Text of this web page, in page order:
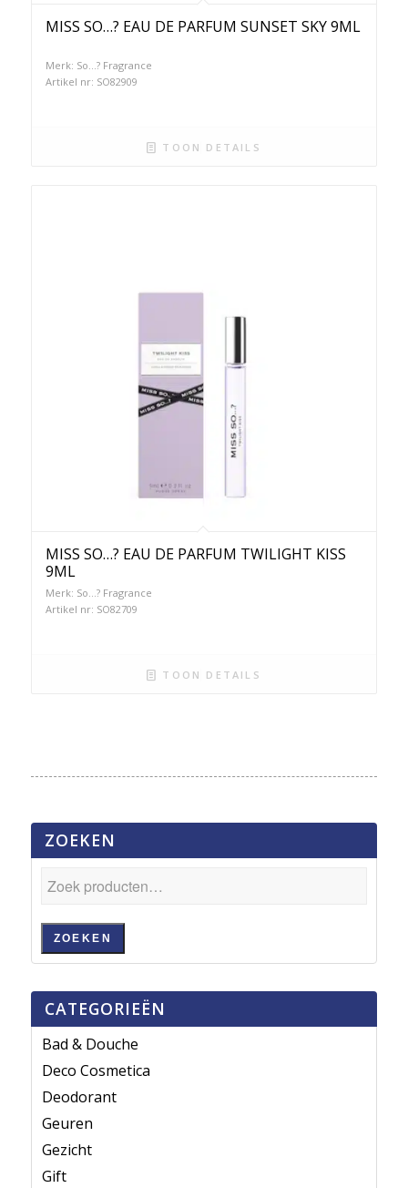
MISS SO…? EAU DE PARFUM SUNSET SKY 9ML
Merk: So...? Fragrance
Artikel nr: SO82909
TOON DETAILS
MISS SO…? EAU DE PARFUM TWILIGHT KISS
9ML
Merk: So...? Fragrance
Artikel nr: SO82709
TOON DETAILS
ZOEKEN
ZOEKEN
CATEGORIEËN
Bad & Douche
Deco Cosmetica
Deodorant
Geuren
Gezicht
Gift